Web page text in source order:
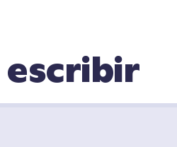
escribir